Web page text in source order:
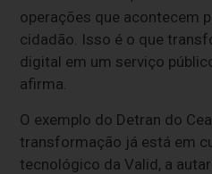
operações que acontecem
cidadão. Isso é o que
digital em um serviço
afirma.
O exemplo do Detran do
transformação já está em
tecnológico da Valid, a